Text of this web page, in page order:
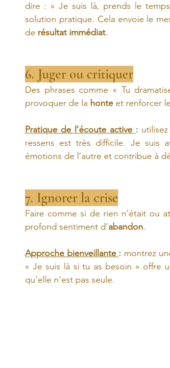
dire : « Je suis là, prends le
solution pratique. Cela envoie le
de résultat immédiat.
6. Juger ou critiquer
Des phrases comme « Tu
provoquer de la honte et renforcer
Pratique de l’écoute active :
ressens est très difficile. Je suis
émotions de l’autre et contribue à
7. Ignorer la crise
Faire comme si de rien n’était ou
profond sentiment d’abandon.
Approche bienveillante : montrez
« Je suis là si tu as besoin » offre
qu’elle n’est pas seule.